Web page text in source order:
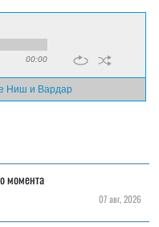
00:00
Ниш и Вардар
момента
07 авг, 2026